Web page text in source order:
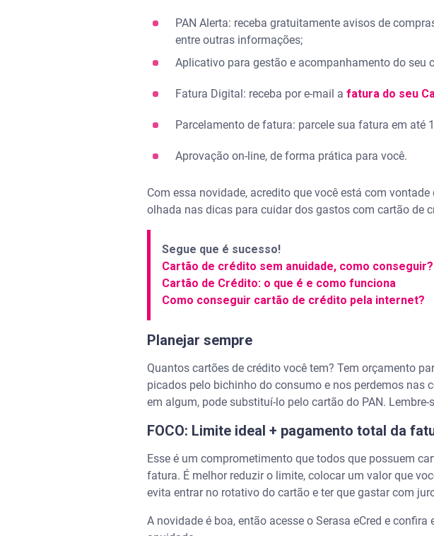
PAN Alerta: receba gratuitamente avisos de
entre outras informações;
Aplicativo para gestão e acompanhamento do seu
Fatura Digital: receba por e-mail a fatura do seu
Parcelamento de fatura: parcele sua fatura em até
Aprovação on-line, de forma prática para você.
Com essa novidade, acredito que você está com
olhada nas dicas para cuidar dos gastos com cartão de
Segue que é sucesso!
Cartão de crédito sem anuidade, como conseguir?
Cartão de Crédito: o que é e como funciona
Como conseguir cartão de crédito pela internet?
Planejar sempre
Quantos cartões de crédito você tem? Tem orçamento
picados pelo bichinho do consumo e nos perdemos nas
em algum, pode substituí-lo pelo cartão do PAN.
FOCO: Limite ideal + pagamento total da
Esse é um comprometimento que todos que possuem
fatura. É melhor reduzir o limite, colocar um valor que
evita entrar no rotativo do cartão e ter que gastar com
A novidade é boa, então acesse o Serasa eCred e